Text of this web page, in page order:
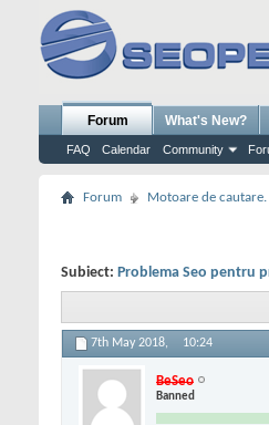
Forum
FAQ Calendar Community
What's New?
Forum Motoare de cautare.
Subiect: Problema Seo pentru
7th May 2018, 10:24
BeSeo
Banned